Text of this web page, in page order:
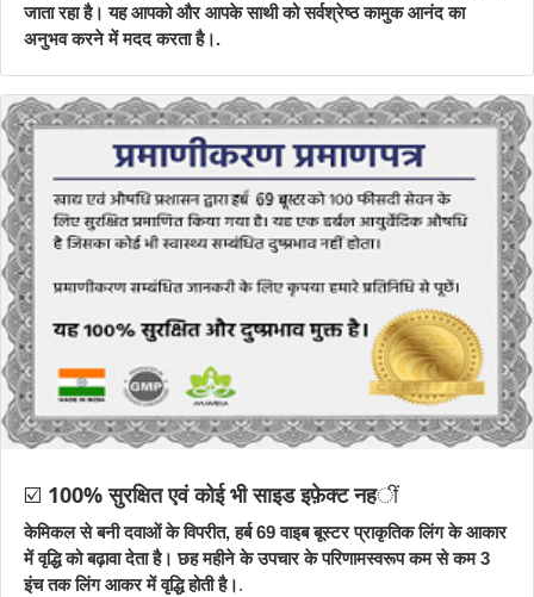
जाता रहा है। यह आपको और आपके साथी को सर्वश्रेष्ठ कामुक आनंद का
अनुभव करने में मदद करता है।.
☑️ 100% सुरक्षित एवं कोई भी साइड इफ़ेक्ट नहीं
केमिकल से बनी दवाओं के विपरीत, हर्ब 69 वाइब बूस्टर प्राकृतिक लिंग के आकार
में वृद्धि को बढ़ावा देता है। छह महीने के उपचार के परिणामस्वरूप कम से कम 3
इंच तक लिंग आकर में वृद्धि होती है।.